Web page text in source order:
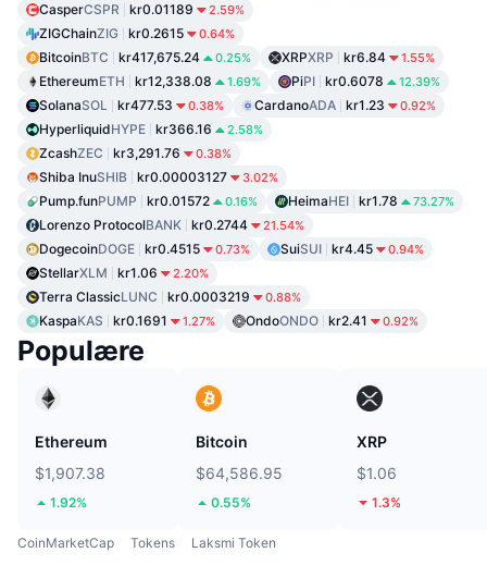
CasperCSPR kr0.01189 2.59%
ZIGChainZIG kr0.2615 0.64%
BitcoinBTC kr417,675.24 0.25% XRPXRP kr6.84 1.55%
EthereumETH kr12,338.08 1.69% PiPI kr0.6078 12.39%
SolanaSOL kr477.53 0.38% CardanoADA kr1.23 0.92%
HyperliquidHYPE kr366.16 2.58%
ZcashZEC kr3,291.76 0.38%
Shiba InuSHIB kr0.00003127 3.02%
Pump.funPUMP kr0.01572 0.16% HeimaHEI kr1.78 73.27%
Lorenzo ProtocolBANK kr0.2744 21.54%
DogecoinDOGE kr0.4515 0.73% SuiSUI kr4.45 0.94%
StellarXLM kr1.06 2.20%
Terra ClassicLUNC kr0.0003219 0.88%
KaspaKAS kr0.1691 1.27% OndoONDO kr2.41 0.92%
Populære
Ethereum
$1,907.38
1.92%
Bitcoin
$64,586.95
0.55%
XRP
$1.06
1.3%
CoinMarketCap Tokens Laksmi Token